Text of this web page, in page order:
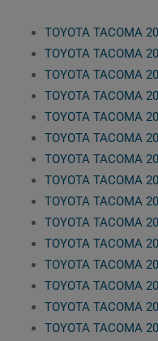
TOYOTA TACOMA
TOYOTA TACOMA
TOYOTA TACOMA
TOYOTA TACOMA
TOYOTA TACOMA
TOYOTA TACOMA
TOYOTA TACOMA
TOYOTA TACOMA
TOYOTA TACOMA
TOYOTA TACOMA
TOYOTA TACOMA
TOYOTA TACOMA
TOYOTA TACOMA
TOYOTA TACOMA
TOYOTA TACOMA